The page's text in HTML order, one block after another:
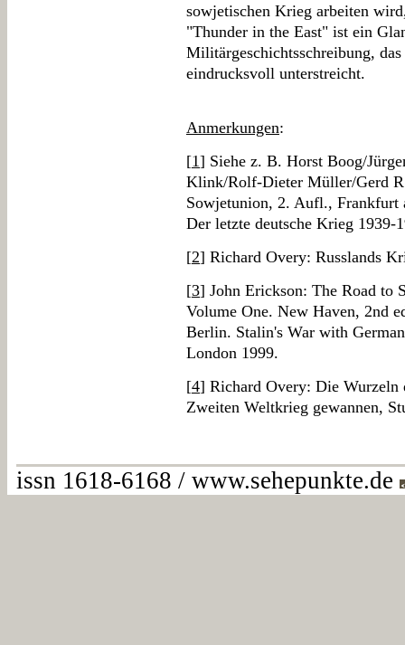
sowjetischen Krieg arbeiten
"Thunder in the East" ist ein
Militärgeschichtsschreibung,
eindrucksvoll unterstreicht.
Anmerkungen:
[1] Siehe z. B. Horst Boog/
Klink/Rolf-Dieter Müller/Gerd
Sowjetunion, 2. Aufl.,
Der letzte deutsche Krieg 1939-
[2] Richard Overy: Russlands
[3] John Erickson: The Road to
Volume One. New Haven, 2nd
Berlin. Stalin's War with
London 1999.
[4] Richard Overy: Die Wurzeln
Zweiten Weltkrieg gewannen,
issn 1618-6168 / www.sehepunkte.de